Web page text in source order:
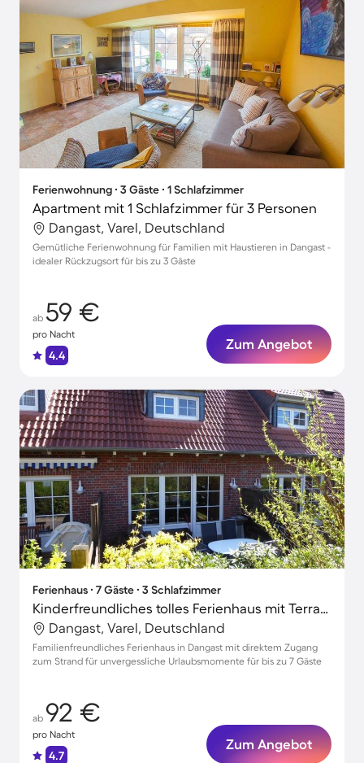
Ferienwohnung ∙ 3 Gäste ∙ 1 Schlafzimmer
Apartment mit 1 Schlafzimmer für 3 Personen
Dangast, Varel, Deutschland
Gemütliche Ferienwohnung für Familien mit Haustieren in Dangast -
idealer Rückzugsort für bis zu 3 Gäste
ab 59 €
pro Nacht
4.4
Zum Angebot
Ferienhaus ∙ 7 Gäste ∙ 3 Schlafzimmer
Kinderfreundliches tolles Ferienhaus mit Terrasse | Neben dem Strand
Dangast, Varel, Deutschland
Familienfreundliches Ferienhaus in Dangast mit direktem Zugang
zum Strand für unvergessliche Urlaubsmomente für bis zu 7 Gäste
ab 92 €
pro Nacht
4.7
Zum Angebot